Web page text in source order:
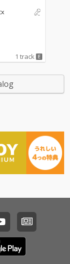
字通り“音
ャー／ダン
んだギター
アートワーク
ュージッ
ション・フ
象徴するジ
場。３人の
在を確かに
ヴィヴィッ
ロームのポ
にも注目！
1 track